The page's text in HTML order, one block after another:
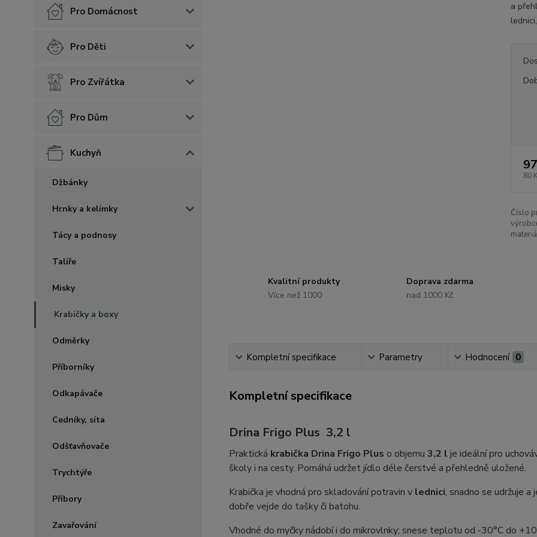
Pro Domácnost
Pro Děti
Pro Zvířátka
Pro Dům
Kuchyň
Džbánky
Hrnky a kelímky
Tácy a podnosy
Talíře
Misky
Krabičky a boxy
Odměrky
Příborníky
Odkapávače
Cedníky, síta
Odšťavňovače
Trychtýře
Příbory
Zavařování
a
80
Číslo
Kvalitní produkty
Více než 1000
Doprava zdarma
nad 1000 Kč
Kompletní specifikace Parametry Hodnocení 0
Kompletní specifikace
Drina Frigo Plus 3,2 l
Praktická krabička Drina Frigo Plus o objemu 3,2 l je ideální pro
školy i na cesty. Pomáhá udržet jídlo déle čerstvé a přehledně uložené.
Krabička je vhodná pro skladování potravin v lednici, snadno se udržuje
dobře vejde do tašky či batohu.
Vhodné do myčky nádobí i do mikrovlnky; snese teplotu od -30°C do